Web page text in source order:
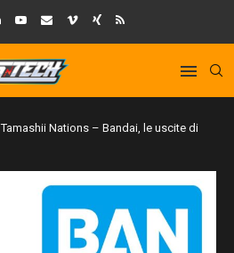
Tamashii Nations – Bandai, le uscite di